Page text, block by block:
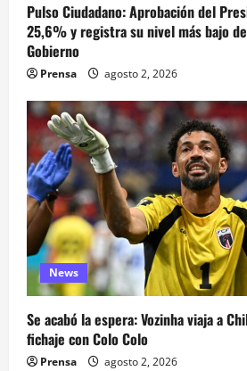
Pulso Ciudadano: Aprobación del
25,6% y registra su nivel más bajo
Gobierno
Prensa agosto 2, 2026
News
Se acabó la espera: Vozinha viaja a
fichaje con Colo Colo
Prensa agosto 2, 2026